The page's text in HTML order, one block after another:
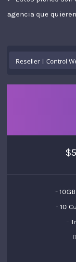
agencia que
-
- 10
-
-